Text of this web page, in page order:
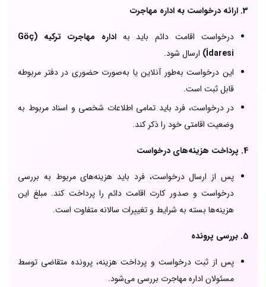
3. ارائه درخواست به اداره مهاجرت
درخواست اقامت دائم باید به
اداره مهاجرت ترکیه (Göç
İdaresi) ارسال شود.
این درخواست به‌طور آنلاین یا به‌صورت حضوری در دفتر مربوطه
قابل ثبت است.
در درخواست، فرد باید تمامی اطلاعات شخصی و اسناد مربوط به
وضعیت اقامتی خود را ذکر کند.
4. پرداخت هزینه‌های درخواست
پس از ارسال درخواست، فرد باید هزینه‌های مربوط به بررسی
درخواست و صدور کارت اقامت دائم را پرداخت کند. مبلغ این
هزینه‌ها بسته به شرایط و تغییرات سالانه متفاوت است.
5. بررسی پرونده
پس از ثبت درخواست و پرداخت هزینه، پرونده متقاضی توسط
مسئولان اداره مهاجرت بررسی می‌شود.